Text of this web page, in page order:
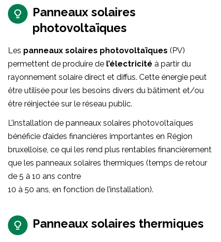
Panneaux solaires
photovoltaïques
Les panneaux solaires photovoltaïques (PV)
permettent de produire de l’électricité à partir du
rayonnement solaire direct et diffus. Cette énergie peut
être utilisée pour les besoins divers du bâtiment et/ou
être réinjectée sur le réseau public.
L’installation de panneaux solaires photovoltaïques
bénéficie d’aides financières importantes en Région
bruxelloise, ce qui les rend plus rentables financièrement
que les panneaux solaires thermiques (temps de retour
de 5 à 10 ans contre
10 à 50 ans, en fonction de l’installation).
Panneaux solaires thermiques